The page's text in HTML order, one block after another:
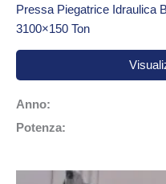
Pressa Piegatrice Idraulica
3100×150 Ton
Anno:
Potenza: